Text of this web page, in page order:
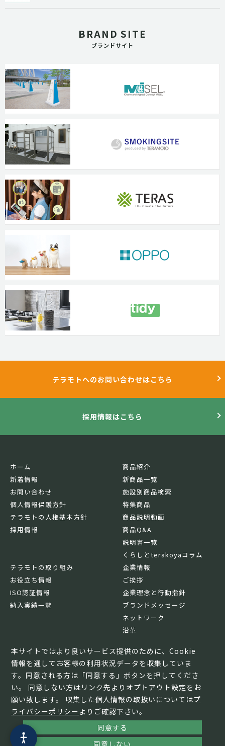
BRAND SITE
ブランドサイト
本サイトではより良いサービス提供のために、Cookie
情報を通してお客様の利用状況データを収集していま
す。同意される方は「同意する」ボタンを押してくださ
い。 同意しない方はリンク先よりオプトアウト設定をお
願い致します。 収集した個人情報の取扱いについてはプ
ライバシーポリシー よりご確認下さい。
同意する
同意しない
テラモトへのお問い合わせはこちら
採用情報はこちら
ホーム
新着情報
お問い合わせ
個人情報保護方針
テラモトの人権基本方針
採用情報
商品紹介
新商品一覧
施設別商品検索
特集商品
商品説明動画
商品Q&A
説明書一覧
くらしとterakoyaコラム
テラモトの取り組み
お役立ち情報
ISO認証情報
納入実績一覧
企業情報
ご挨拶
企業理念と行動指針
ブランドメッセージ
ネットワーク
沿革
© TERAMOTO All Rights Reserved.